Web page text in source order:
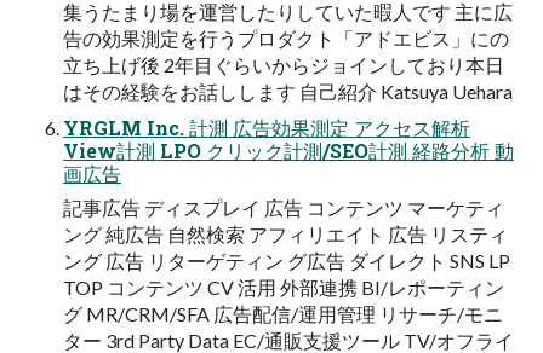
集うたまり場を運営したりしていた暇人です 主に広
告の効果測定を行うプロダクト「アドエビス」にの
立ち上げ後 2年目ぐらいからジョインしており本日
はその経験をお話しします 自己紹介 Katsuya Uehara
YRGLM Inc. 計測 広告効果測定 アクセス解析
View計測 LPO クリック計測/SEO計測 経路分析 動
画広告
記事広告 ディスプレイ 広告 コンテンツ マーケティ
ング 純広告 自然検索 アフィリエイト 広告 リスティ
ング 広告 リターゲティン グ広告 ダイレクト SNS LP
TOP コンテンツ CV 活用 外部連携 BI/レポーティン
グ MR/CRM/SFA 広告配信/運用管理 リサーチ/モニ
ター 3rd Party Data EC/通販支援ツール TV/オフライ